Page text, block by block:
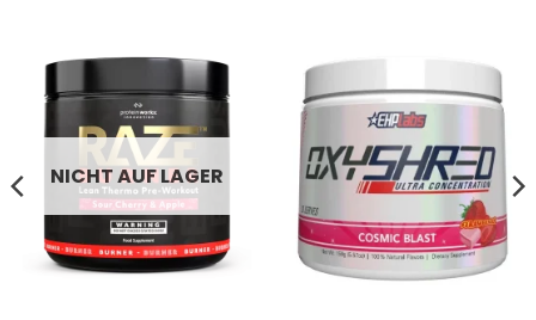
NICHT AUF LAGER